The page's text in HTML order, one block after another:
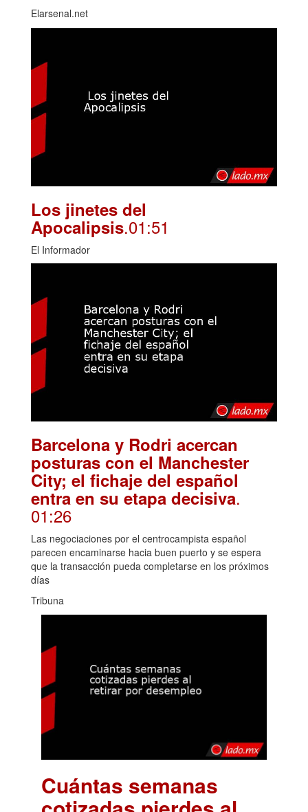
Elarsenal.net
Los jinetes del
Apocalipsis.01:51
El Informador
Barcelona y Rodri acercan
posturas con el Manchester
City; el fichaje del español
entra en su etapa decisiva.
01:26
Las negociaciones por el centrocampista español
parecen encaminarse hacia buen puerto y se espera
que la transacción pueda completarse en los próximos
días
Tribuna
Cuántas semanas